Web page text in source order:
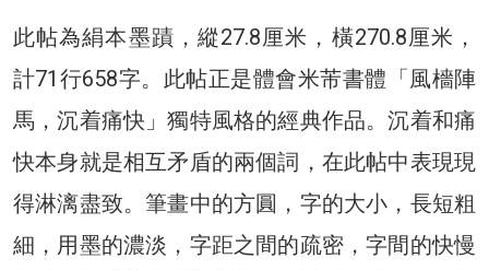
此帖為絹本墨蹟，縱27.8厘米，橫270.8厘米，
計71行658字。此帖正是體會米芾書體「風檣陣
馬，沉着痛快」獨特風格的經典作品。沉着和痛
快本身就是相互矛盾的兩個詞，在此帖中表現現
得淋漓盡致。筆畫中的方圓，字的大小，長短粗
細，用墨的濃淡，字距之間的疏密，字間的快慢